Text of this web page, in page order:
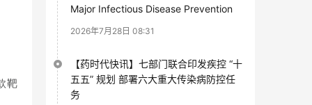
靶
Major Infectious Disease Prevention
2026年7月28日 08:31
【药时代快讯】七部门联合印发疾控 “十
五五” 规划 部署六大重大传染病防控任
务